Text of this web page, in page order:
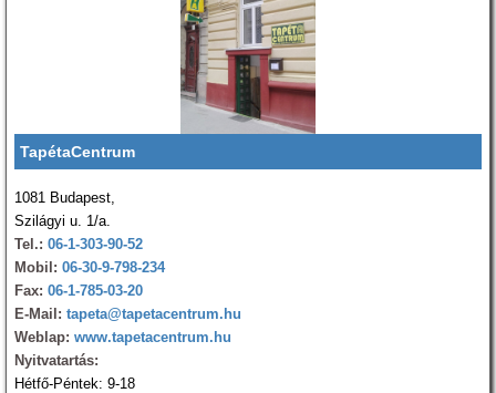
TapétaCentrum
1081 Budapest,
Szilágyi u. 1/a.
Tel.: 06-1-303-90-52
Mobil: 06-30-9-798-234
Fax: 06-1-785-03-20
E-Mail: tapeta@tapetacentrum.hu
Weblap: www.tapetacentrum.hu
Nyitvatartás:
Hétfő-Péntek: 9-18